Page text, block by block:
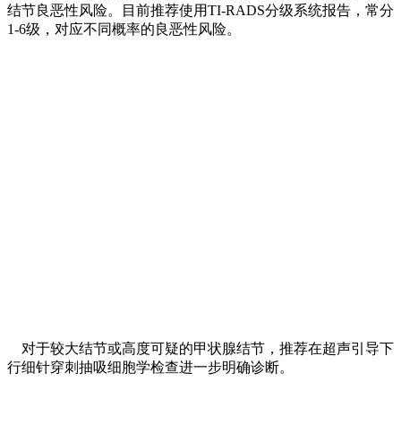
结节良恶性风险。目前推荐使用TI-RADS分级系统报告，常分
1-6级，对应不同概率的良恶性风险。
对于较大结节或高度可疑的甲状腺结节，推荐在超声引导下
行细针穿刺抽吸细胞学检查进一步明确诊断。